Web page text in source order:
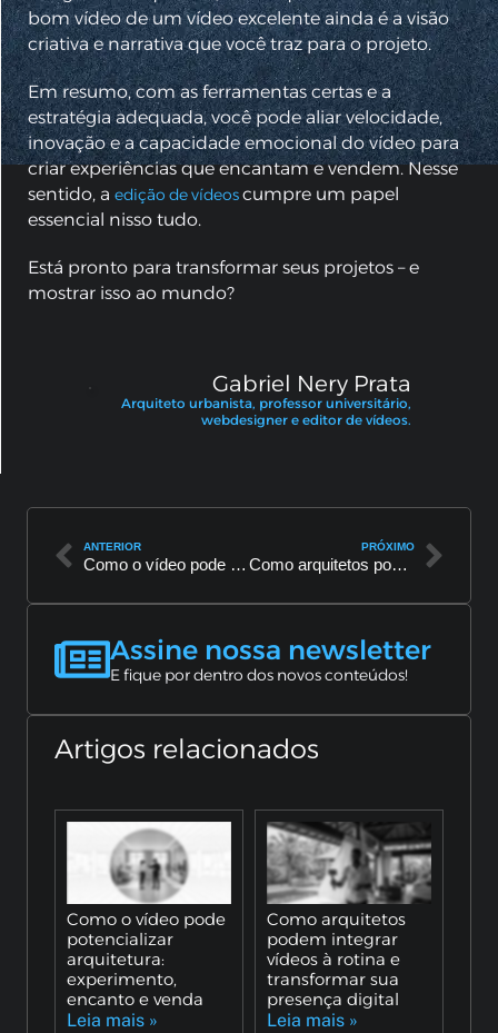
bom vídeo de um vídeo excelente ainda é a visão
criativa e narrativa que você traz para o projeto.
Em resumo, com as ferramentas certas e a
estratégia adequada, você pode aliar velocidade,
inovação e a capacidade emocional do vídeo para
criar experiências que encantam e vendem. Nesse
sentido, a edição de vídeoscumpre um papel
essencial nisso tudo.
Está pronto para transformar seus projetos – e
mostrar isso ao mundo?
Gabriel Nery Prata
Arquiteto urbanista, professor universitário,
webdesigner e editor de vídeos.
ANTERIOR
Como o vídeo pode potencializar arquitetura: experimento, encanto e venda
PRÓXIMO
Como arquitetos podem integrar vídeos à rotina e transformar sua presença digital
Assine nossa newsletter
E fique por dentro dos novos conteúdos!
Artigos relacionados
Como o vídeo pode
potencializar
arquitetura:
experimento,
encanto e venda
Leia mais »
Como arquitetos
podem integrar
vídeos à rotina e
transformar sua
presença digital
Leia mais »